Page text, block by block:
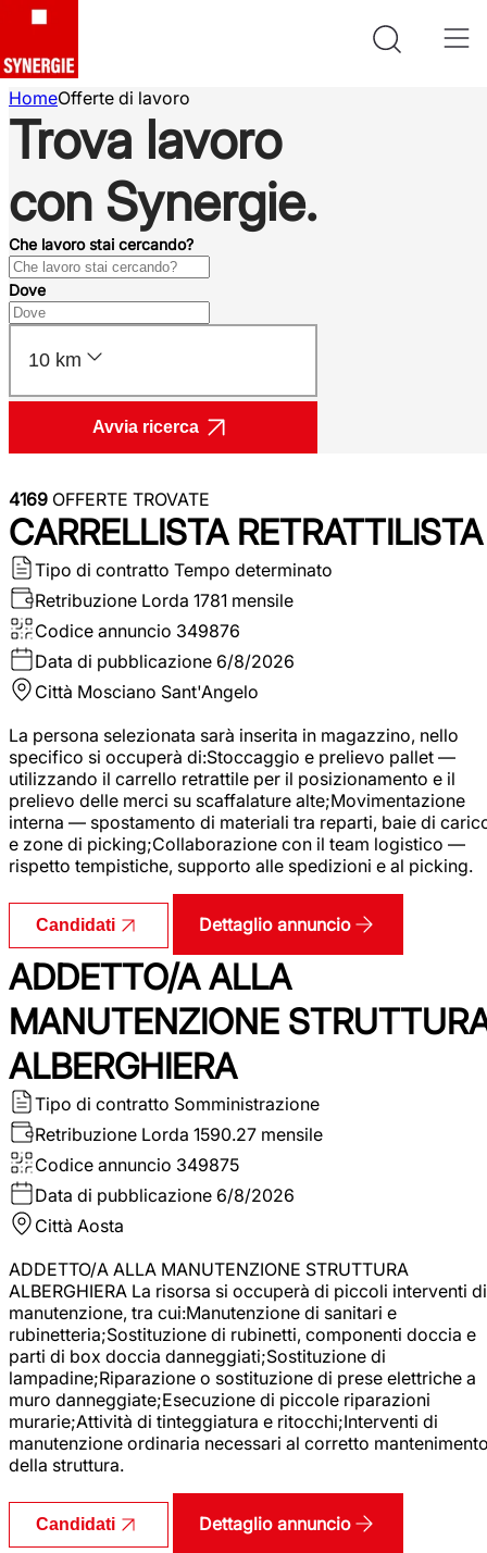
HomeOfferte di lavoro
Trova lavoro
con Synergie.
Che lavoro stai cercando?
Dove
10 km
Avvia ricerca
4169 OFFERTE TROVATE
CARRELLISTA RETRATTILISTA
Tipo di contratto Tempo determinato
Retribuzione Lorda 1781 mensile
Codice annuncio 349876
Data di pubblicazione 6/8/2026
Città Mosciano Sant'Angelo
La persona selezionata sarà inserita in magazzino, nello
specifico si occuperà di:Stoccaggio e prelievo pallet —
utilizzando il carrello retrattile per il posizionamento e il
prelievo delle merci su scaffalature alte;Movimentazione
interna — spostamento di materiali tra reparti, baie di
e zone di picking;Collaborazione con il team logistico —
rispetto tempistiche, supporto alle spedizioni e al picking.
Candidati Dettaglio annuncio
ADDETTO/A ALLA
MANUTENZIONE
ALBERGHIERA
Tipo di contratto Somministrazione
Retribuzione Lorda 1590.27 mensile
Codice annuncio 349875
Data di pubblicazione 6/8/2026
Città Aosta
ADDETTO/A ALLA MANUTENZIONE STRUTTURA
ALBERGHIERA La risorsa si occuperà di piccoli interventi di
manutenzione, tra cui:Manutenzione di sanitari e
rubinetteria;Sostituzione di rubinetti, componenti doccia e
parti di box doccia danneggiati;Sostituzione di
lampadine;Riparazione o sostituzione di prese elettriche a
muro danneggiate;Esecuzione di piccole riparazioni
murarie;Attività di tinteggiatura e ritocchi;Interventi di
manutenzione ordinaria necessari al corretto
della struttura.
Candidati Dettaglio annuncio